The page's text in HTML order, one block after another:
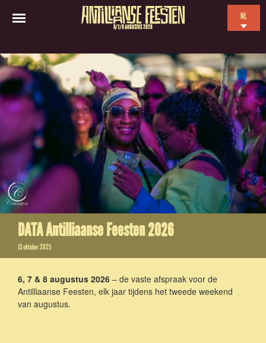
6/7/8 AUGUSTUS 2026
NL
ES
FR
DATA Antilliaanse Feesten 2026
13 oktober 2025
6, 7 & 8 augustus 2026 – de vaste afspraak voor de
Antilliaanse Feesten, elk jaar tijdens het tweede weekend
van augustus.